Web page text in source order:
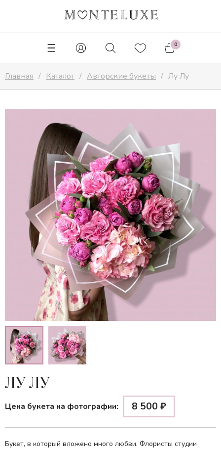
0
Главная Каталог Авторские букеты Лу Лу
ЛУ ЛУ
Цена букета на фотографии: 8 500 ₽
Букет, в который вложено много любви. Флористы студии